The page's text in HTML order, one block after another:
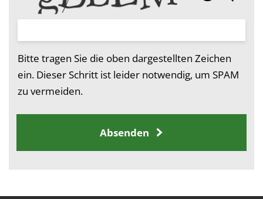
Bitte tragen Sie die oben dargestellten Zeichen
ein. Dieser Schritt ist leider notwendig, um SPAM
zu vermeiden.
Absenden